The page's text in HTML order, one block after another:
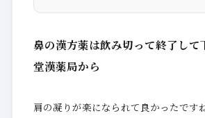
鼻の漢方薬は飲み切って終了して
堂漢薬局から
肩の凝りが楽になられて良かったです